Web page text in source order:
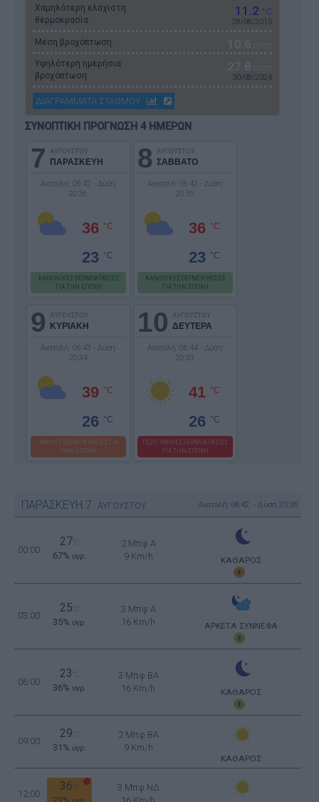
Χαμηλότερη ελάχιστη
θερμοκρασία:
11.2 °C
28/08/2015
Μέση βροχόπτωση: 10.6 mm
Υψηλότερη ημερήσια
βροχόπτωση:
27.8 mm
30/08/2024
ΔΙΑΓΡΑΜΜΑΤΑ ΣΤΑΘΜΟΥ
ΣΥΝΟΠΤΙΚΗ ΠΡΟΓΝΩΣΗ 4 ΗΜΕΡΩΝ
7 ΑΥΓΟΥΣΤΟΥ
ΠΑΡΑΣΚΕΥΗ
Ανατολή: 06:42 - Δύση:
20:36
36 °C
23 °C
ΚΑΝΟΝΙΚΕΣ ΘΕΡΜΟΚΡΑΣΙΕΣ
ΓΙΑ ΤΗΝ ΕΠΟΧΗ
8 ΑΥΓΟΥΣΤΟΥ
ΣΑΒΒΑΤΟ
Ανατολή: 06:42 - Δύση:
20:35
36 °C
23 °C
ΚΑΝΟΝΙΚΕΣ ΘΕΡΜΟΚΡΑΣΙΕΣ
ΓΙΑ ΤΗΝ ΕΠΟΧΗ
9 ΑΥΓΟΥΣΤΟΥ
ΚΥΡΙΑΚΗ
Ανατολή: 06:43 - Δύση:
20:34
39 °C
26 °C
ΥΨΗΛΕΣ ΘΕΡΜΟΚΡΑΣΙΕΣ ΓΙΑ
ΤΗΝ ΕΠΟΧΗ
10 ΑΥΓΟΥΣΤΟΥ
ΔΕΥΤΕΡΑ
Ανατολή: 06:44 - Δύση:
20:33
41 °C
26 °C
ΠΟΛΥ ΥΨΗΛΕΣ ΘΕΡΜΟΚΡΑΣΙΕΣ
ΓΙΑ ΤΗΝ ΕΠΟΧΗ
ΠΑΡΑΣΚΕΥΗ 7 ΑΥΓΟΥΣΤΟΥ Ανατολή: 06:42 - Δύση 20:36
00:00
27
67% υγρ.
2 Μπφ Α
9 Km/h
ΚΑΘΑΡΟΣ
03:00
25
35% υγρ.
3 Μπφ Α
16 Km/h
ΑΡΚΕΤΑ ΣΥΝΝΕΦΑ
06:00
23
36% υγρ.
3 Μπφ BA
16 Km/h
ΚΑΘΑΡΟΣ
09:00
29
31% υγρ.
2 Μπφ BA
9 Km/h
ΚΑΘΑΡΟΣ
12:00
36
3 Μπφ ΝΔ